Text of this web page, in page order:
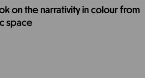
on the narrativity in colour from
space